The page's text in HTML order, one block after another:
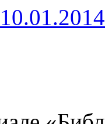
10.01.2014